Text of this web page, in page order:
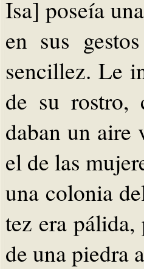
Isa] poseía
en sus
sencillez. Le
de su rostro,
daban un
el de las
una colonia
tez era
de una piedra